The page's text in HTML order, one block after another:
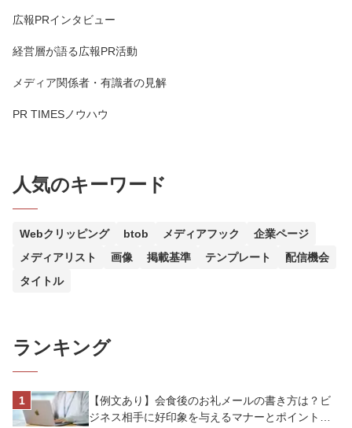
広報PRインタビュー
経営層が語る広報PR活動
メディア関係者・有識者の見解
PR TIMESノウハウ
人気のキーワード
Webクリッピング btob メディアフック
企業ページ
メディアリスト
画像 掲載基準 テンプレート
配信機会
タイトル
ランキング
【例文あり】会食後のお礼メールの書き方は？ビ
ジネス相手に好印象を与えるマナーとポイントを